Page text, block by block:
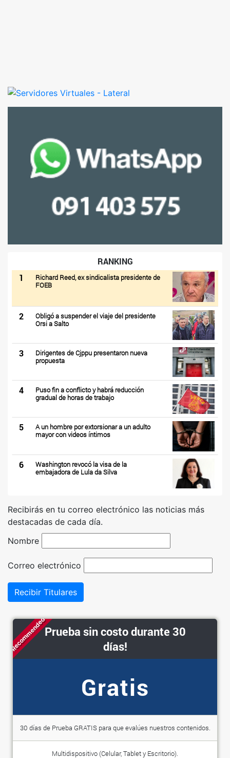
RANKING
1
Richard Reed, ex sindicalista presidente de
FOEB
2
Obligó a suspender el viaje del presidente
Orsi a Salto
3
Dirigentes de Cjppu presentaron nueva
propuesta
4
Puso fin a conflicto y habrá reducción
gradual de horas de trabajo
5
A un hombre por extorsionar a un adulto
mayor con videos íntimos
6
Washington revocó la visa de la
embajadora de Lula da Silva
Recibirás en tu correo electrónico las noticias más
destacadas de cada día.
Nombre
Correo electrónico
Recibir Titulares
RecommendedPrueba sin costo durante 30
días!
Gratis
30 días de Prueba GRATIS para que evalúes nuestros contenidos.
Multidispositivo (Celular, Tablet y Escritorio).